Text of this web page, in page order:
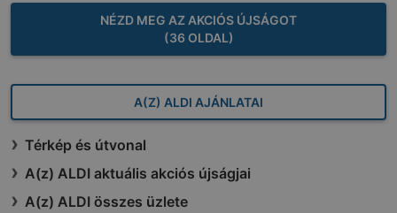
NÉZD MEG AZ AKCIÓS ÚJSÁGOT
(36 OLDAL)
A(Z) ALDI AJÁNLATAI
Térkép és útvonal
A(z) ALDI aktuális akciós újságjai
A(z) ALDI összes üzlete